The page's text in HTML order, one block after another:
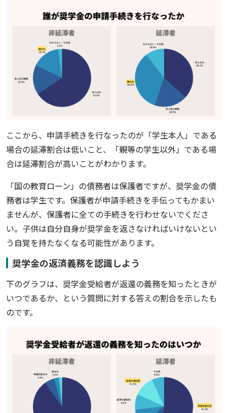
ここから、申請手続きを行なったのが「学生本人」である
場合の延滞割合は低いこと、「親等の学生以外」である場
合は延滞割合が高いことがわかります。
「国の教育ローン」の債務者は保護者ですが、奨学金の債
務者は学生です。保護者が申請手続きを手伝ってもかまい
ませんが、保護者に全ての手続きを行わせないでくださ
い。子供は自分自身が奨学金を返さなければいけないとい
う自覚を持たなくなる可能性があります。
奨学金の返済義務を認識しよう
下のグラフは、奨学金受給者が返還の義務を知ったときが
いつであるか、という質問に対する答えの割合を示したも
のです。